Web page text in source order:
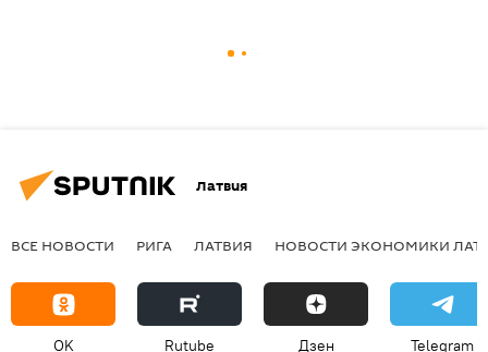
Латвия
ВСЕ НОВОСТИ РИГА ЛАТВИЯ НОВОСТИ ЭКОНОМИКИ
OK Rutube Дзен Telegram